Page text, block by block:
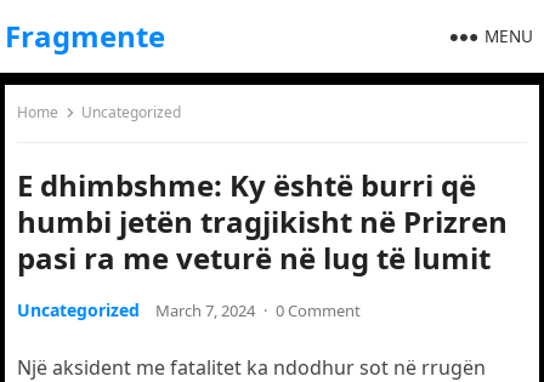
Fragmente MENU
Home Uncategorized
E dhimbshme: Ky është burri që
humbi jetën tragjikisht në Prizren
pasi ra me veturë në lug të lumit
Uncategorized March 7, 2024 · 0 Comment
Një aksident me fatalitet ka ndodhur sot në rrugën